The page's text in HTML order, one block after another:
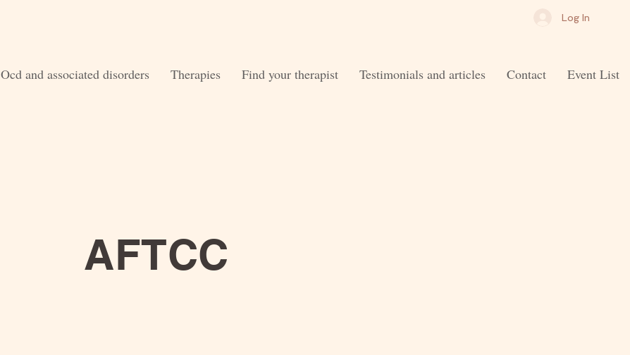
Log In
Ocd and associated disorders Therapies Find your therapist Testimonials and articles Contact Event List
AFTCC